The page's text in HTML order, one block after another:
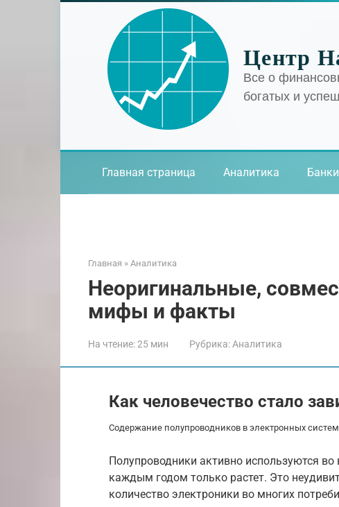
Центр
Все о
богатых и
Главная страница Аналитика Банки
Главная » Аналитика
Неоригинальные,
мифы и факты
На чтение:25 мин Рубрика: Аналитика
Как человечество стало
Содержание полупроводников в электронных
Полупроводники активно используются во
каждым годом только растет. Это
количество электроники во многих